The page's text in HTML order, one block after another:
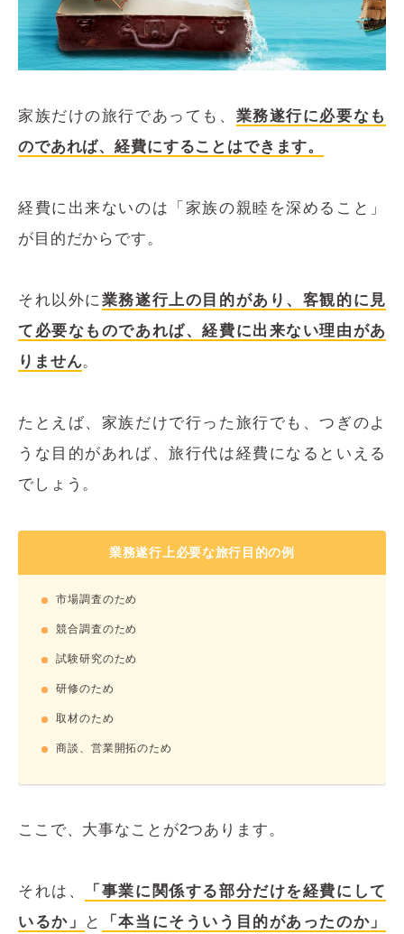
家族だけの旅行であっても、 業務遂行に必要なも
のであれば、経費にすることはできます。
経費に出来ないのは「家族の親睦を深めること」
が目的だからです。
それ以外に業務遂行上の目的があり、客観的に見
て必要なものであれば、経費に出来ない理由があ
りません。
たとえば、家族だけで行った旅行でも、つぎのよ
うな目的があれば、旅行代は経費になるといえる
でしょう。
業務遂行上必要な旅行目的の例
市場調査のため
競合調査のため
試験研究のため
研修のため
取材のため
商談、営業開拓のため
ここで、大事なことが2つあります。
それは、
「事業に関係する部分だけを経費にして
いるか」
と
「本当にそういう目的があったのか」